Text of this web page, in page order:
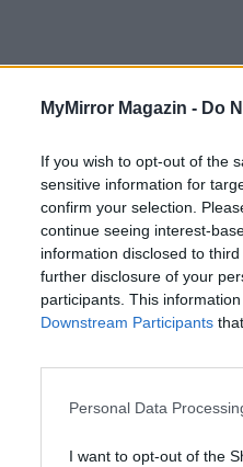
MyMirror Magazin - Do
If you wish to opt-out of the
sensitive information for
confirm your selection.
continue seeing interest-
information disclosed to
further disclosure of your
participants. This
Downstream Participants
Personal Data
I want to opt-out of the